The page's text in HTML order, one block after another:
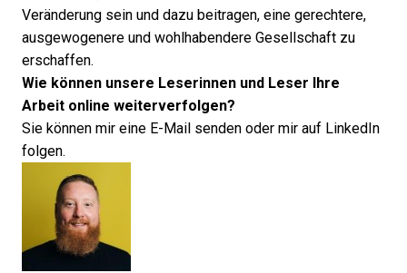
Veränderung sein und dazu beitragen, eine gerechtere,
ausgewogenere und wohlhabendere Gesellschaft zu
erschaffen.
Wie können unsere Leserinnen und Leser Ihre
Arbeit online weiterverfolgen?
Sie können mir eine E-Mail senden oder mir auf LinkedIn
folgen.